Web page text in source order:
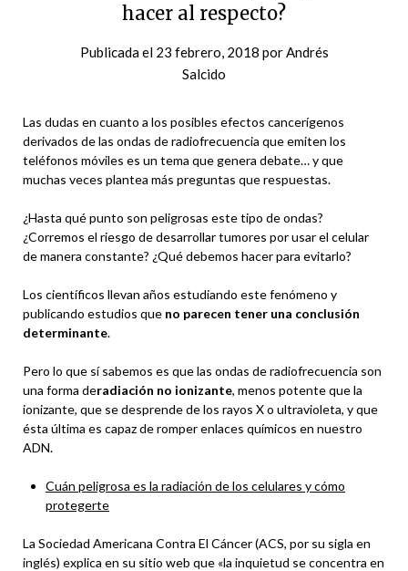
hacer al respecto?
Publicada el 23 febrero, 2018 porAndrés
Salcido
Las dudas en cuanto a los posibles efectos cancerígenos
derivados de las ondas de radiofrecuencia que emiten los
teléfonos móviles es un tema que genera debate… y que
muchas veces plantea más preguntas que respuestas.
¿Hasta qué punto son peligrosas este tipo de ondas?
¿Corremos el riesgo de desarrollar tumores por usar el celular
de manera constante? ¿Qué debemos hacer para evitarlo?
Los científicos llevan años estudiando este fenómeno y
publicando estudios que no parecen tener una conclusión
determinante.
Pero lo que sí sabemos es que las ondas de radiofrecuencia son
una forma deradiación no ionizante, menos potente que la
ionizante, que se desprende de los rayos X o ultravioleta, y que
ésta última es capaz de romper enlaces químicos en nuestro
ADN.
Cuán peligrosa es la radiación de los celulares y cómo
protegerte
La Sociedad Americana Contra El Cáncer (ACS, por su sigla en
inglés) explica en su sitio web que «la inquietud se concentra en